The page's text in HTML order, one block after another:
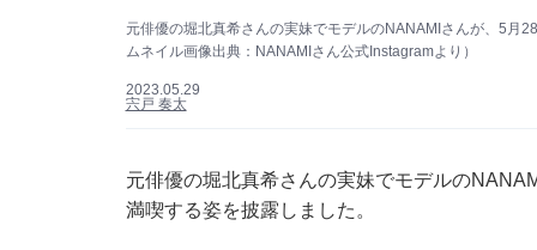
元俳優の堀北真希さんの実妹でモデルのNANAMIさんが、5月
ムネイル画像出典：NANAMIさん公式Instagramより）
2023.05.29
宍戸 奏太
元俳優の堀北真希さんの実妹でモデルの
満喫する姿を披露しました。